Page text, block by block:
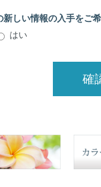
新しい情報の入手をご
はい
確